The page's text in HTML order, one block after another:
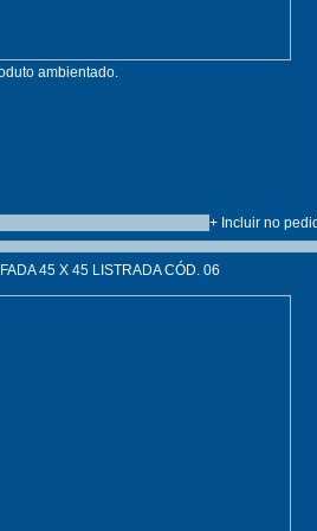
ambientado.
+ Incluir no
45 X 45 LISTRADA CÓD. 06